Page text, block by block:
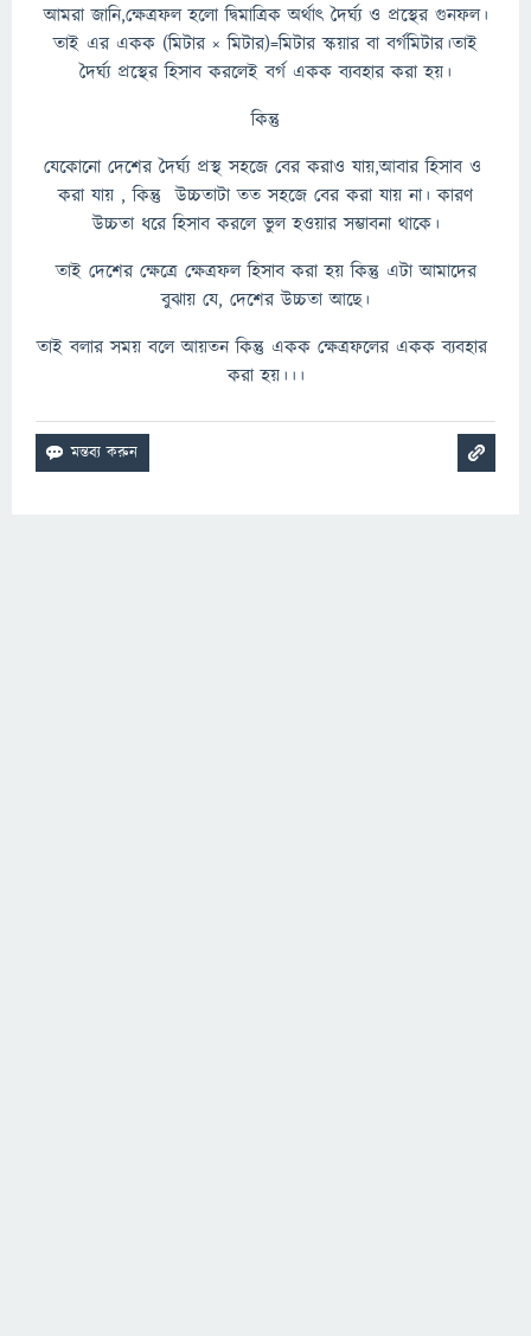
আমরা জানি,ক্ষেত্রফল হলো দ্বিমাত্রিক অর্থাৎ দৈর্ঘ্য ও প্রস্থের গুনফল।
তাই এর একক (মিটার × মিটার)=মিটার স্কয়ার বা বর্গমিটার।তাই
দৈর্ঘ্য প্রস্থের হিসাব করলেই বর্গ একক ব্যবহার করা হয়।
কিন্তু
যেকোনো দেশের দৈর্ঘ্য প্রস্থ সহজে বের করাও যায়,আবার হিসাব ও
করা যায় , কিন্তু উচ্চতাটা তত সহজে বের করা যায় না। কারণ
উচ্চতা ধরে হিসাব করলে ভুল হওয়ার সম্ভাবনা থাকে।
তাই দেশের ক্ষেত্রে ক্ষেত্রফল হিসাব করা হয় কিন্তু এটা আমাদের
বুঝায় যে, দেশের উচ্চতা আছে।
তাই বলার সময় বলে আয়তন কিন্তু একক ক্ষেত্রফলের একক ব্যবহার
করা হয়।।।